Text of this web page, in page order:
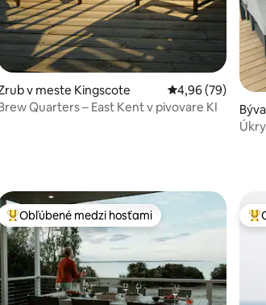
v meste Kingscote Priemerné
4,96 (79)
Quarters – East Kent v pivovare KI
ž
Najobľúbenejšie medzi hosťami
Obľúbené medzi hosťami